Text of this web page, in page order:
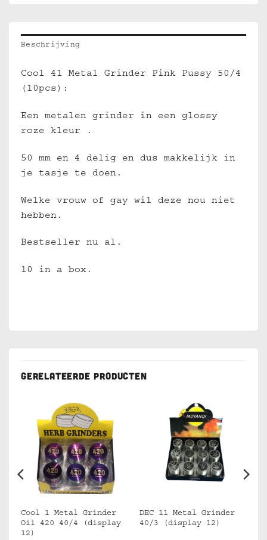
Beschrijving
Cool 41 Metal Grinder Pink Pussy 50/4
(10pcs):
Een metalen grinder in een glossy
roze kleur .
50 mm en 4 delig en dus makkelijk in
je tasje te doen.
Welke vrouw of gay wil deze nou niet
hebben.
Bestseller nu al.
10 in a box.
GERELATEERDE PRODUCTEN
Cool 1 Metal Grinder
Oil 420 40/4 (display
12)
DEC 11 Metal Grinder
40/3 (display 12)